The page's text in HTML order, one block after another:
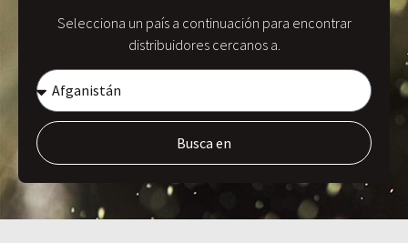
Selecciona un país a continuación para encontrar
distribuidores cercanos a.
Busca en